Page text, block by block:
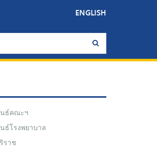
ENGLISH
ธ์คณะฯ
ธ์โรงพยาบาล
ราช